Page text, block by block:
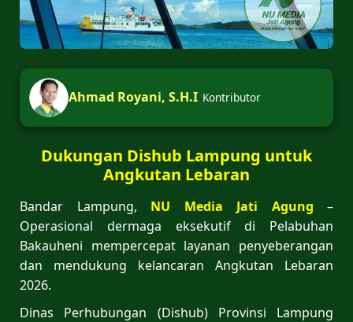
Ahmad Royani, S.H.I Kontributor
Dukungan Dishub Lampung untuk
Angkutan Lebaran
Bandar Lampung, NU Media Jati Agung –
Operasional dermaga eksekutif di Pelabuhan
Bakauheni mempercepat layanan penyeberangan
dan mendukung kelancaran Angkutan Lebaran
2026.
Dinas Perhubungan (Dishub) Provinsi Lampung